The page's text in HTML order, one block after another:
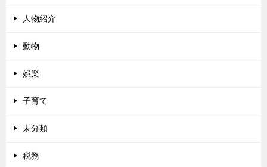
人物紹介
動物
娯楽
子育て
未分類
税務